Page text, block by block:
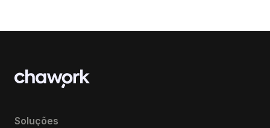
Soluções